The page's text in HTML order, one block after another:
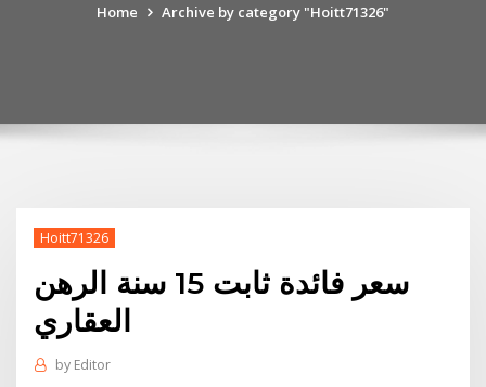
Home Archive by category "Hoitt71326"
Hoitt71326
سعر فائدة ثابت 15 سنة الرهن
العقاري
by Editor